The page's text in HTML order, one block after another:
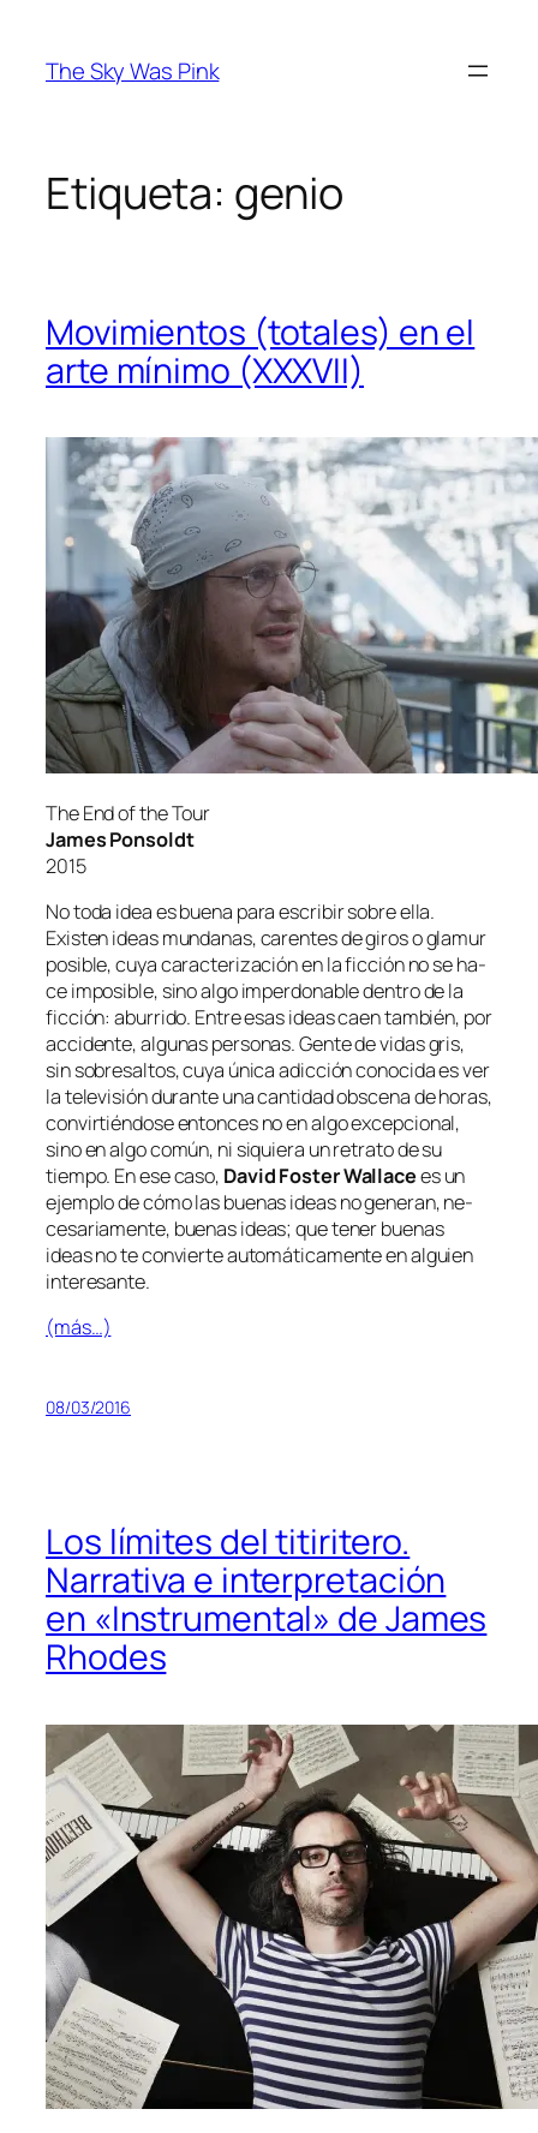
contenido
The Sky Was Pink
Etiqueta: genio
Movimientos (totales) en el
arte mínimo (XXXVII)
The End of the Tour
James Ponsoldt
2015
No to­da idea es bue­na pa­ra es­cri­bir so­bre ella.
Existen ideas mun­da­nas, ca­ren­tes de gi­ros o gla­mur
po­si­ble, cu­ya ca­rac­te­ri­za­ción en la fic­ción no se ha­
ce im­po­si­ble, sino al­go im­per­do­na­ble den­tro de la
fic­ción: abu­rri­do. Entre esas ideas caen tam­bién, por
ac­ci­den­te, al­gu­nas per­so­nas. Gente de vi­das gris,
sin so­bre­sal­tos, cu­ya úni­ca adic­ción co­no­ci­da es ver
la te­le­vi­sión du­ran­te una can­ti­dad obs­ce­na de ho­ras,
con­vir­tién­do­se en­ton­ces no en al­go ex­cep­cio­nal,
sino en al­go co­mún, ni si­quie­ra un re­tra­to de su
tiem­po. En ese ca­so, David Foster Wallacees un
ejem­plo de có­mo las bue­nas ideas no ge­ne­ran, ne­
ce­sa­ria­men­te, bue­nas ideas; que te­ner bue­nas
ideas no te con­vier­te au­to­má­ti­ca­men­te en al­guien
interesante.
(más…)
08/03/2016
Los límites del titiritero.
Narrativa e interpretación
en «Instrumental» de James
Rhodes